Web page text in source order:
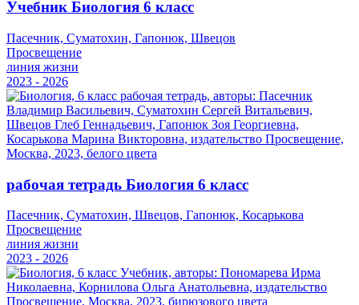
Учебник Биология 6 класс
Пасечник, Суматохин, Гапонюк, Швецов
Просвещение
линия жизни
2023 - 2026
рабочая тетрадь Биология 6 класс
Пасечник, Суматохин, Швецов, Гапонюк, Косарькова
Просвещение
линия жизни
2023 - 2026